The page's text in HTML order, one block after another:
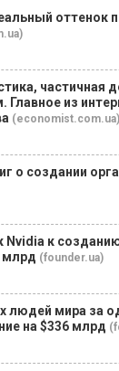
оттенок
частичная
из
(economist.com.ua)
о создании
Nvidia к
млрд (founder.ua)
людей мира за
на $336 млрд